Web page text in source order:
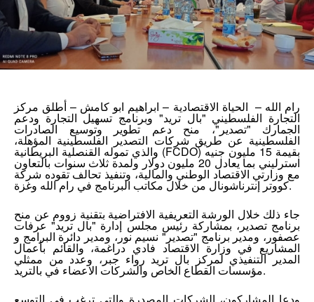
رام الله – الحياة الاقتصادية – ابراهيم ابو كامش – أطلق مركز
التجارة الفلسطيني "بال تريد" وبرنامج تسهيل التجارة ودعم
الجمارك "تصدير"، منح دعم تطوير وتوسيع الصادرات
الفلسطينية عن طريق شركات التصدير الفلسطينية المؤهلة،
والذي تموله القنصلية البريطانية (FCDO) بقيمة 15 مليون جنيه
استرليني بما يعادل 20 مليون دولار ولمدة ثلاث سنوات بالتعاون
مع وزارتي الاقتصاد الوطني والمالية، وتنفيذ تحالف تقوده شركة
كووتر إنترناشونال من خلال مكاتب البرنامج في رام الله وغزة.
جاء ذلك خلال الورشة التعريفية الافتراضية بتقنية زووم عن منح
برنامج تصدير، بمشاركة رئيس مجلس إدارة "بال تريد" عرفات
عصفور، ومدير برنامج "تصدير" نسيم نور، ومدير دائرة البرامج و
المشاريع في وزارة الاقتصاد فادي دراغمة، والقائم بأعمال
المدير التنفيذي لمركز بال تريد رواء جبر، وعدد من ممثلي
مؤسسات القطاع الخاص والشركات الاعضاء في بالتريد.
ودعا المشاركون، الشركات المصدرة والتي ترغب في التوسع